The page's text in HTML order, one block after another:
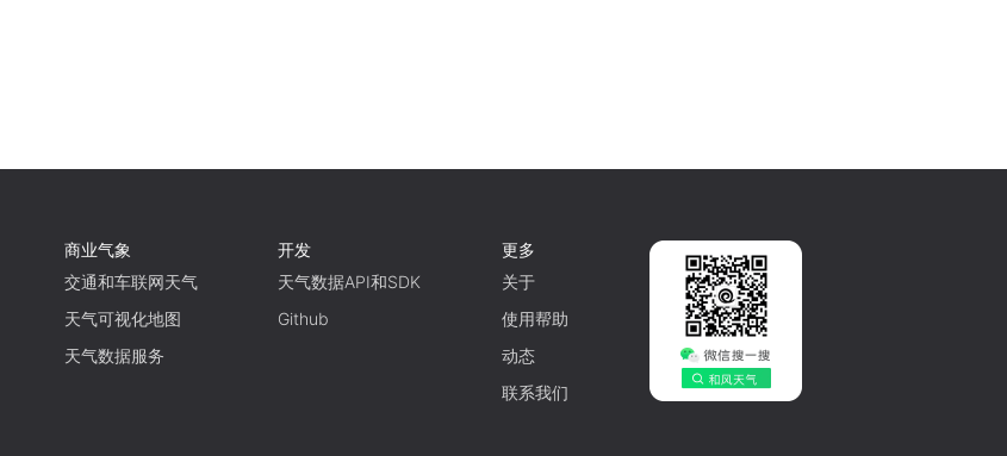
商业气象
交通和车联网天气
天气可视化地图
天气数据服务
开发
天气数据API和SDK
Github
更多
关于
使用帮助
动态
联系我们